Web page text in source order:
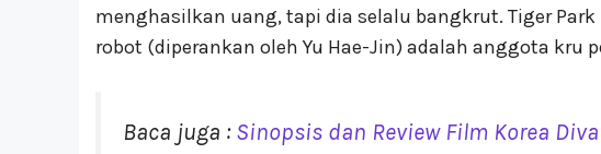
menghasilkan uang, tapi dia selalu bangkrut. Tiger
robot (diperankan oleh Yu Hae-Jin) adalah anggota kru
Baca juga : Sinopsis dan Review Film Korea